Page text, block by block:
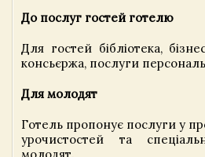
До послуг гостей готелю
Для гостей бібліотека,
консьєржа, послуги
Для молодят
Готель пропонує послуги у
урочистостей та
молодят.